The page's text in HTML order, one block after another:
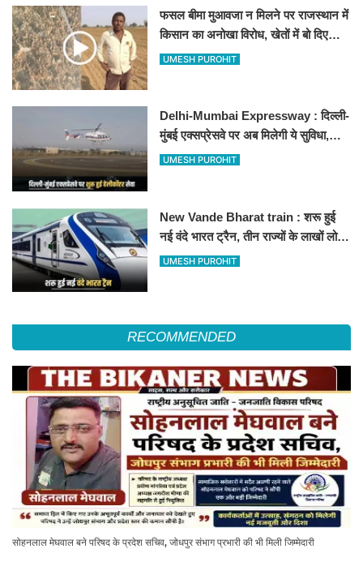
फसल बीमा मुआवजा न मिलने पर राजस्थान में
किसान का अनोखा विरोध, खेतों में बो दिए
500-500 रुपए के नोट, वीडियो वायरल
UMESH PUROHIT
Delhi-Mumbai Expressway : दिल्ली-
मुंबई एक्सप्रेसवे पर अब मिलेगी ये सुविधा,
हेलीकॉप्टर सर्विस से तुरंत घायल पहुंचेगा
UMESH PUROHIT
New Vande Bharat train : शरू हुई
नई वंदे भारत ट्रैन, तीन राज्यों के लाखों लोगों
का सफर होगा आसान, देखें पूरा रूटमैप
UMESH PUROHIT
RECOMMENDED
सोहनलाल मेघवाल बने परिषद के प्रदेश सचिव, जोधपुर संभाग प्रभारी की भी मिली जिम्मेदारी